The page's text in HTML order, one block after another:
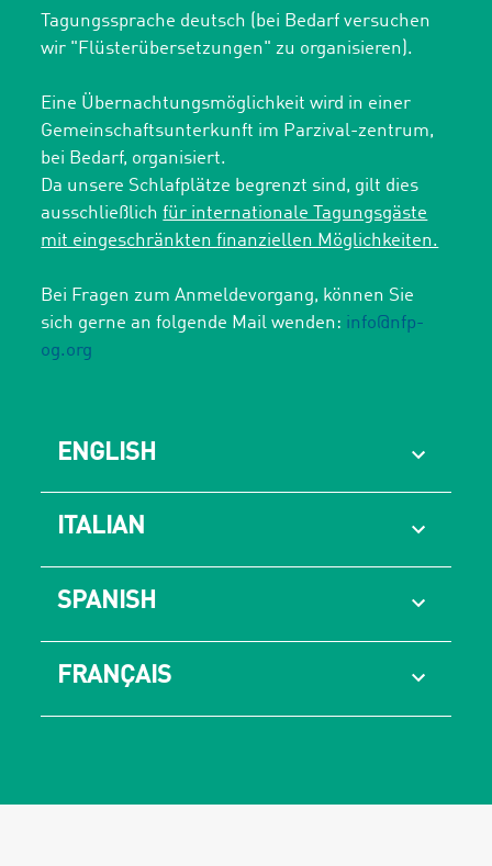
Tagungssprache deutsch (bei Bedarf versuchen
wir "Flüsterübersetzungen" zu organisieren).
Eine Übernachtungsmöglichkeit wird in einer
Gemeinschaftsunterkunft im Parzival-zentrum,
bei Bedarf, organisiert.
Da unsere Schlafplätze begrenzt sind, gilt dies
ausschließlichfür internationale Tagungsgäste
mit eingeschränkten finanziellen Möglichkeiten.
Bei Fragen zum Anmeldevorgang, können Sie
sich gerne an folgende Mail wenden: info@nfp-
og.org
ENGLISH
ITALIAN
SPANISH
FRANÇAIS